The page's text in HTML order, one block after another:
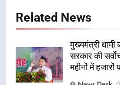
Related News
मुख्यमंत्री धामी
सरकार की
महीनों में हजारों